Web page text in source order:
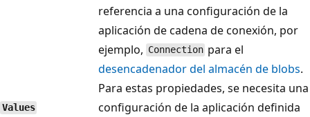
Values
referencia a una configuración de la
aplicación de cadena de conexión, por
ejemplo, Connection para el
desencadenador del almacén de blobs.
Para estas propiedades, se necesita una
configuración de la aplicación definida